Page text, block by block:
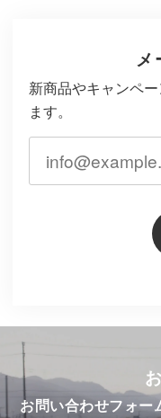
メ
新商品やキャンペ
ます。
お問い合わせフォー